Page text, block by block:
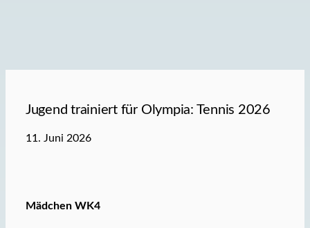
Jugend trainiert für Olympia: Tennis 2026
11. Juni 2026
Mädchen WK4